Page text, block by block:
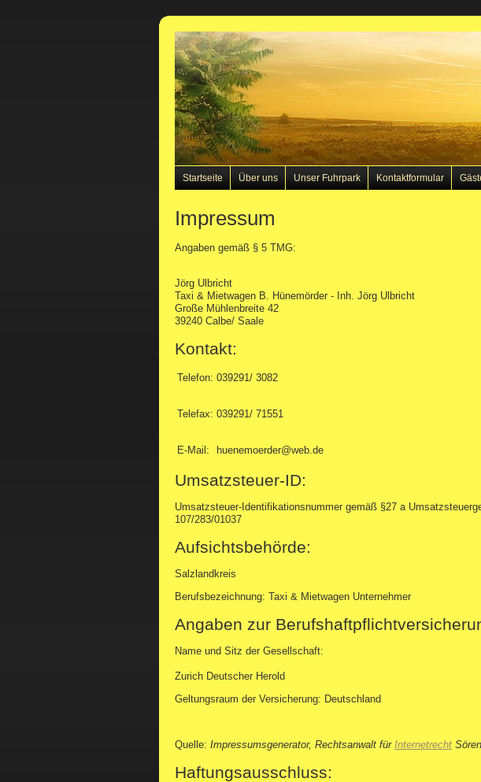
Startseite Über uns Unser Fuhrpark Kontaktformular
Impressum
Angaben gemäß § 5 TMG:
Jörg Ulbricht
Taxi & Mietwagen B. Hünemörder - Inh. Jörg Ulbricht
Große Mühlenbreite 42
39240 Calbe/ Saale
Kontakt:
Telefon: 039291/ 3082
Telefax: 039291/ 71551
E-Mail: huenemoerder@web.de
Umsatzsteuer-ID:
Umsatzsteuer-Identifikationsnummer gemäß §27 a
107/283/01037
Aufsichtsbehörde:
Salzlandkreis
Berufsbezeichnung: Taxi & Mietwagen Unternehmer
Angaben zur
Name und Sitz der Gesellschaft:
Zurich Deutscher Herold
Geltungsraum der Versicherung: Deutschland
Quelle: Impressumsgenerator, Rechtsanwalt für Internetrecht
Haftungsausschluss: